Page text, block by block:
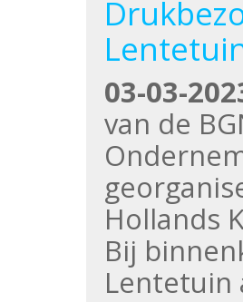
03-03-
van de
Hollands
Bij
Lentetuin